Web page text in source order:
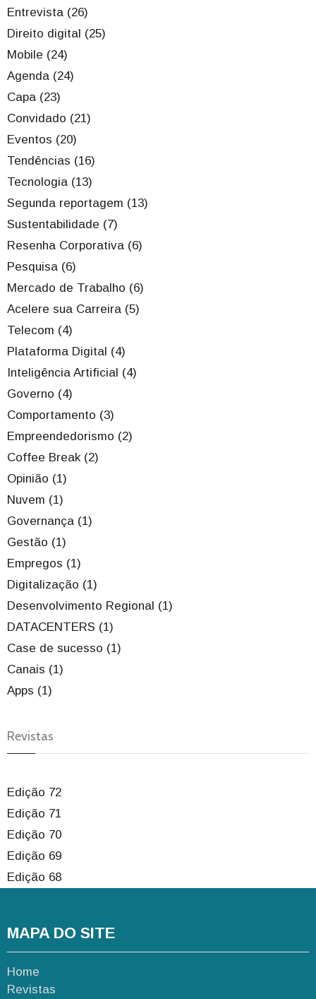
Entrevista (26)
Direito digital (25)
Mobile (24)
Agenda (24)
Capa (23)
Convidado (21)
Eventos (20)
Tendências (16)
Tecnologia (13)
Segunda reportagem (13)
Sustentabilidade (7)
Resenha Corporativa (6)
Pesquisa (6)
Mercado de Trabalho (6)
Acelere sua Carreira (5)
Telecom (4)
Plataforma Digital (4)
Inteligência Artificial (4)
Governo (4)
Comportamento (3)
Empreendedorismo (2)
Coffee Break (2)
Opinião (1)
Nuvem (1)
Governança (1)
Gestão (1)
Empregos (1)
Digitalização (1)
Desenvolvimento Regional (1)
DATACENTERS (1)
Case de sucesso (1)
Canais (1)
Apps (1)
Revistas
Edição 72
Edição 71
Edição 70
Edição 69
Edição 68
MAPA DO SITE
Home
Revistas